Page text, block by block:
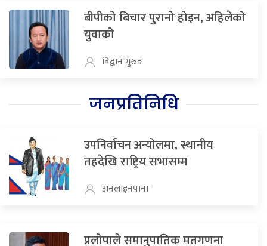
बीपीको बिचार पुरानो होइन, अहिलेको
युवाको
विद्वान गुरुङ
जनप्रतिनिधि
उपनिर्वाचन अन्योलमा, स्थानीय
तहदेखि राष्ट्रिय सभासम्म
अनलाइनपाना
प्रलोपाले समानुपातिक मतगणना